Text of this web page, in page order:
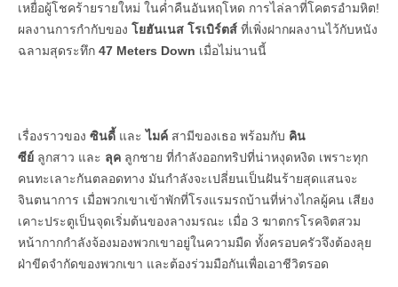
เหยื่อผู้โชคร้ายรายใหม่ ในค่ำคืนอันหฤโหด การไล่ลาที่โคตรอำมหิต!
ผลงานการกำกับของ โยฮันเนส โรเบิร์ตส์ ที่เพิ่งฝากผลงานไว้กับหนัง
ฉลามสุดระทึก 47 Meters Down เมื่อไม่นานนี้
เรื่องราวของ ซินดี้ และไมค์ สามีของเธอ พร้อมกับ คิน
ซีย์ ลูกสาว และ ลุค ลูกชาย ที่กำลังออกทริปที่น่าหงุดหงิด เพราะทุก
คนทะเลาะกันตลอดทาง มันกำลังจะเปลี่ยนเป็นฝันร้ายสุดแสนจะ
จินตนาการ เมื่อพวกเขาเข้าพักที่โรงแรมรถบ้านที่ห่างไกลผู้คน เสียง
เคาะประตูเป็นจุดเริ่มต้นของลางมรณะ เมื่อ 3 ฆาตกรโรคจิตสวม
หน้ากากกำลังจ้องมองพวกเขาอยู่ในความมืด ทั้งครอบครัวจึงต้องลุย
ฝ่าขีดจำกัดของพวกเขา และต้องร่วมมือกันเพื่อเอาชีวิตรอด